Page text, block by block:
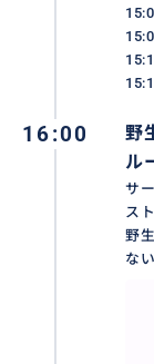
お天気が良け
南半球でしか
オーストラリ
16:00
野
ル
サ
ス
野
な